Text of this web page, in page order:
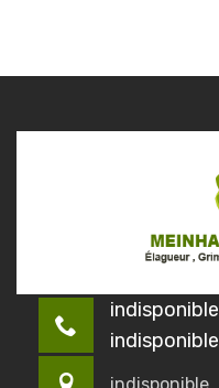
indisponible
indisponible